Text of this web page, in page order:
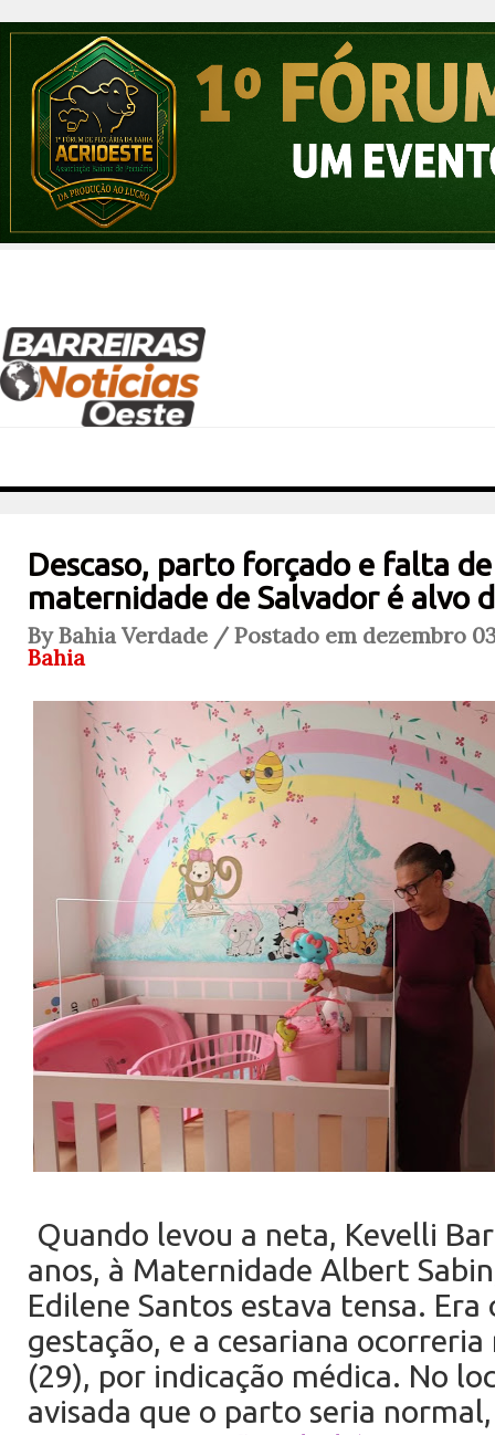
Descaso, parto forçado e falta
maternidade de Salvador é alvo
By Bahia Verdade / Postado em dezembro
Bahia
Quando levou a neta, Kevelli
anos, à Maternidade Albert
Edilene Santos estava tensa. Era
gestação, e a cesariana
(29), por indicação médica. No
avisada que o parto seria